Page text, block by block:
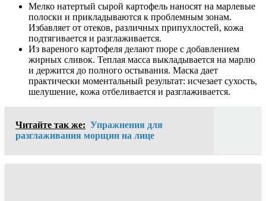
Мелко натертый сырой картофель наносят на марлевые
полоски и прикладываются к проблемным зонам.
Избавляет от отеков, различных припухлостей, кожа
подтягивается и разглаживается.
Из вареного картофеля делают пюре с добавлением
жирных сливок. Теплая масса выкладывается на марлю
и держится до полного остывания. Маска дает
практически моментальный результат: исчезает сухость,
шелушение, кожа отбеливается и разглаживается.
Читайте так же: Упражнения для
разглаживания морщин на лице